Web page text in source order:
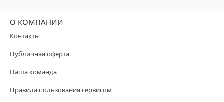
О КОМПАНИИ
Контакты
Публичная оферта
Наша команда
Правила пользования сервисом